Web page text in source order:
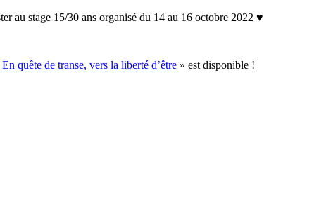
au stage 15/30 ans organisé du 14 au 16 octobre 2022 ♥
En quête de transe, vers la liberté d’être » est disponible !